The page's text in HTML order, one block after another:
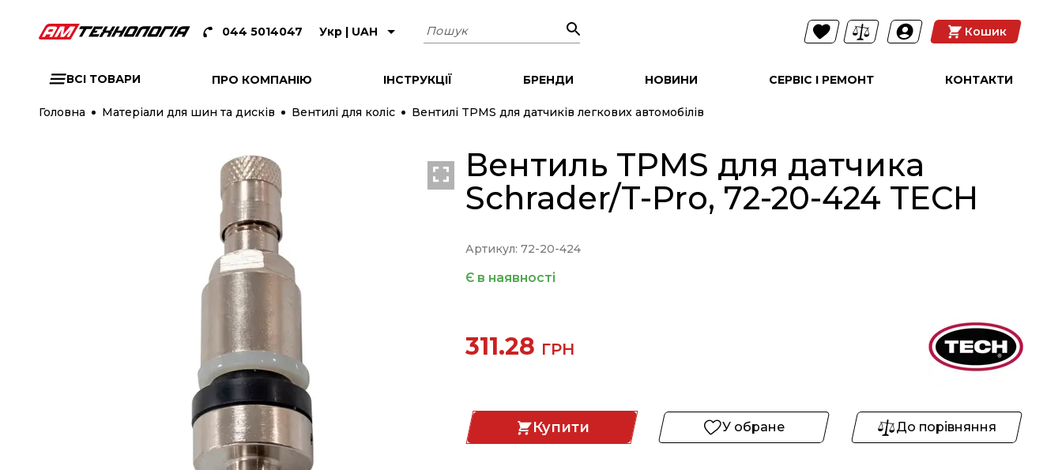
044 5014047 Укр | UAH Пошук Кошик
ВСІ ТОВАРИ ПРО КОМПАНІЮ ІНСТРУКЦІЇ БРЕНДИ НОВИНИ СЕРВІС І РЕМОНТ КОНТАКТИ
Головна Матеріали для шин та дисків Вентилі для коліс Вентилі TPMS для датчиків легкових автомобілів
Вентиль TPMS для датчика
Schrader/T-Pro, 72-20-424 TECH
Артикул: 72-20-424
Є в наявності
311.28 ГРН
Купити У обране До порівняння